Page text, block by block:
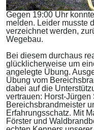
Gegen 19:00 Uhr
melden. Leider musste
verzeichnet werden,
Wegebau.
Bei diesem durchaus
glücklicherweise um
angelegte Übung.
Übung vom
dabei auf die
vertrauen: Horst-
Bereichsbrandmeister
Erfahrungsschatz. Mit
Förster und